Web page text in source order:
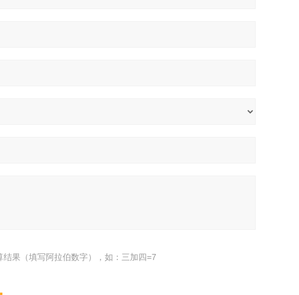
结果（填写阿拉伯数字），如：三加四=7